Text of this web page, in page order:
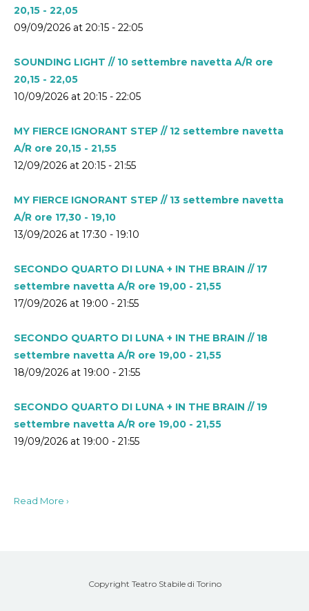
20,15 - 22,05
09/09/2026 at 20:15 - 22:05
SOUNDING LIGHT // 10 settembre navetta A/R ore
20,15 - 22,05
10/09/2026 at 20:15 - 22:05
MY FIERCE IGNORANT STEP // 12 settembre navetta
A/R ore 20,15 - 21,55
12/09/2026 at 20:15 - 21:55
MY FIERCE IGNORANT STEP // 13 settembre navetta
A/R ore 17,30 - 19,10
13/09/2026 at 17:30 - 19:10
SECONDO QUARTO DI LUNA + IN THE BRAIN // 17
settembre navetta A/R ore 19,00 - 21,55
17/09/2026 at 19:00 - 21:55
SECONDO QUARTO DI LUNA + IN THE BRAIN // 18
settembre navetta A/R ore 19,00 - 21,55
18/09/2026 at 19:00 - 21:55
SECONDO QUARTO DI LUNA + IN THE BRAIN // 19
settembre navetta A/R ore 19,00 - 21,55
19/09/2026 at 19:00 - 21:55
Read More ›
Copyright Teatro Stabile di Torino